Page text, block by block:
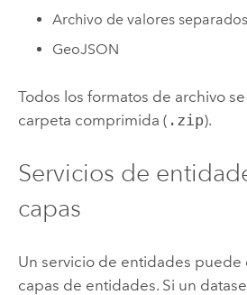
Archivo de valores
GeoJSON
Todos los formatos de archivo
carpeta comprimida ( .zip).
Servicios de
capas
Un servicio de entidades puede
capas de entidades. Si un